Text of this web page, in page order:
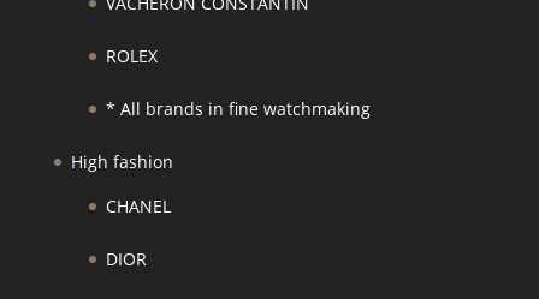
ROLEX
* All brands in fine watchmaking
High fashion
CHANEL
DIOR